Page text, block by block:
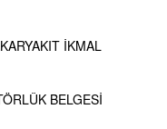
İKMAL
BELGESİ